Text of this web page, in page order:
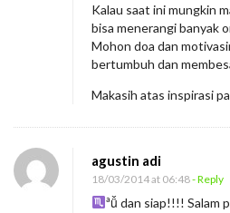
i
l
a
h
s
a
Kalau saat ini mungkin
bisa menerangi banyak
Mohon doa dan
bertumbuh dan
Makasih atas inspirasi
agustin adi
18/03/2014 at 06:48- Reply
ªǚ dan siap!!!! Salam